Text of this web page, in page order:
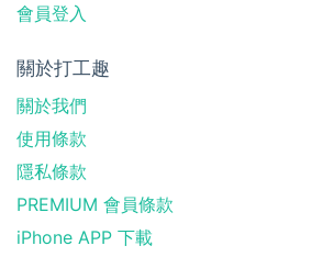
會員登入
關於打工趣
關於我們
使用條款
隱私條款
PREMIUM 會員條款
iPhone APP 下載